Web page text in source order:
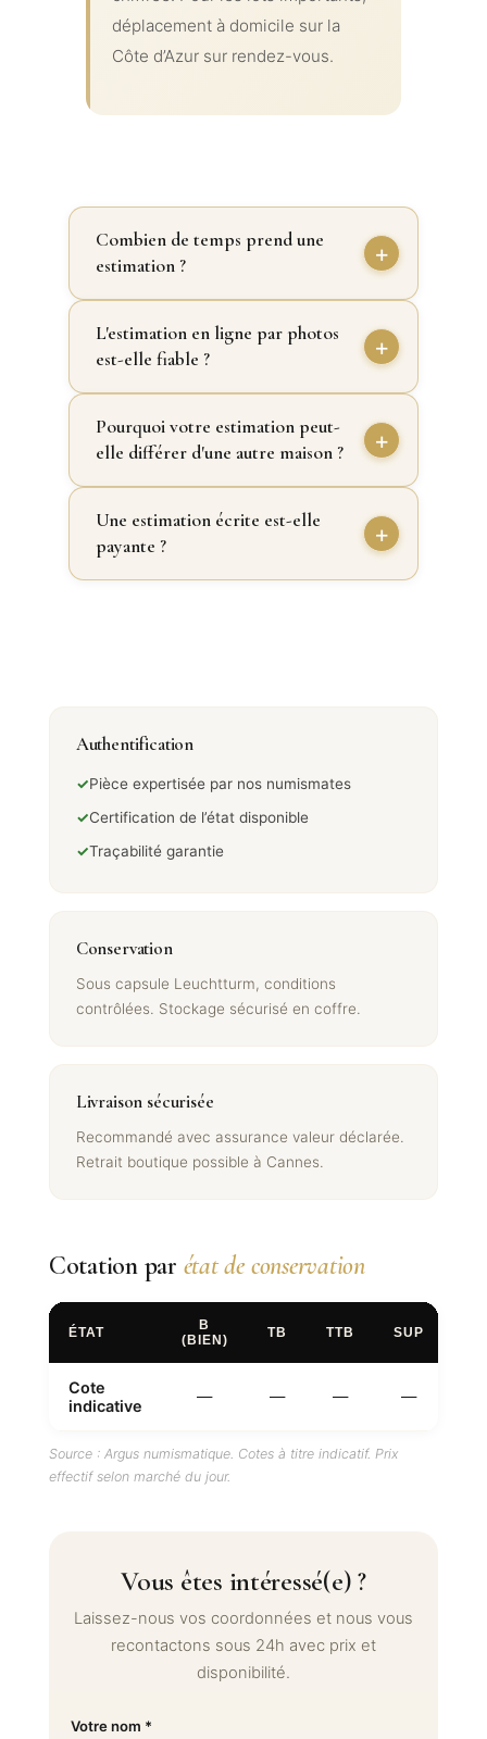
déplacement à domicile sur la
Côte d’Azur sur rendez-vous.
Combien de temps prend une
estimation ?
L'estimation en ligne par photos
est-elle fiable ?
Pourquoi votre estimation peut-
elle différer d'une autre maison ?
Une estimation écrite est-elle
payante ?
Authentification
✓Pièce expertisée par nos numismates
✓Certification de l’état disponible
✓Traçabilité garantie
Conservation
Sous capsule Leuchtturm, conditions
contrôlées. Stockage sécurisé en coffre.
Livraison sécurisée
Recommandé avec assurance valeur déclarée.
Retrait boutique possible à Cannes.
Cotation par état de conservation
ÉTAT
B
(BIEN)
TB TTB SUP
Cote
indicative
— — — —
Source : Argus numismatique. Cotes à titre indicatif. Prix
effectif selon marché du jour.
Vous êtes intéressé(e) ?
Laissez-nous vos coordonnées et nous vous
recontactons sous 24h avec prix et
disponibilité.
Votre nom *